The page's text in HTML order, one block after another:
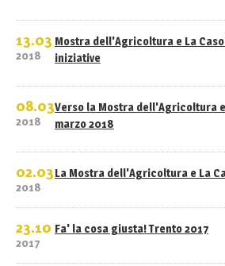
13.03
2018
Mostra dell'Agricoltura e La
iniziative
08.03
2018
Verso la Mostra dell'Agricoltura e
marzo 2018
02.03
2018
La Mostra dell'Agricoltura e La
23.10
2017
Fa' la cosa giusta! Trento 2017